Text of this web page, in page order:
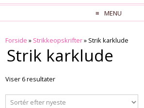
MENU
Forside » Strikkeopskrifter» Strik karklude
Strik karklude
Viser 6 resultater